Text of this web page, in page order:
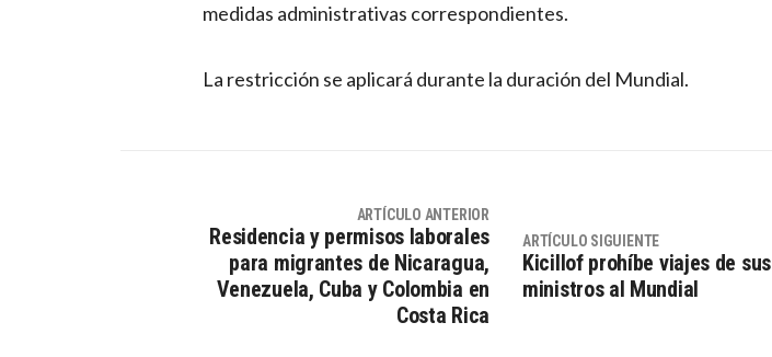
medidas administrativas correspondientes.
La restricción se aplicará durante la duración del Mundial.
ARTÍCULO ANTERIOR
Residencia y permisos laborales
para migrantes de Nicaragua,
Venezuela, Cuba y Colombia en
Costa Rica
ARTÍCULO SIGUIENTE
Kicillof prohíbe viajes de sus
ministros al Mundial